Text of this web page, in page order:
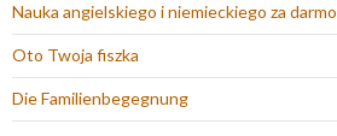
Nauka angielskiego i niemieckiego za darmo
Oto Twoja fiszka
Die Familienbegegnung